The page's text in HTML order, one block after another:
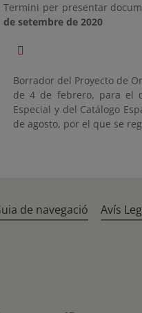
Termini per presentar
de setembre de 2020
Borrador del Proyecto de
de 4 de febrero, para el
Especial y del Catálogo
de agosto, por el que se
de navegació Avís